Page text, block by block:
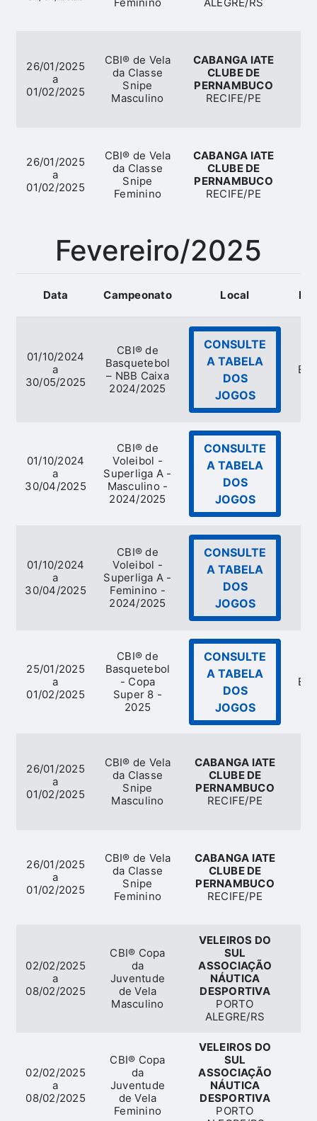
26/01/2025
a
01/02/2025
CBI® de Vela
da Classe
Snipe
Masculino
CABANGA IATE
CLUBE DE
PERNAMBUCO
RECIFE/PE
26/01/2025
a
01/02/2025
CBI® de Vela
da Classe
Snipe
Feminino
CABANGA IATE
CLUBE DE
PERNAMBUCO
RECIFE/PE
Fevereiro/2025
Data Campeonato Local
01/10/2024
a
30/05/2025
CBI® de
Basquetebol
– NBB Caixa
2024/2025
CONSULTE
A TABELA
DOS
JOGOS
01/10/2024
a
30/04/2025
CBI® de
Voleibol -
Superliga A -
Masculino -
2024/2025
CONSULTE
A TABELA
DOS
JOGOS
01/10/2024
a
30/04/2025
CBI® de
Voleibol -
Superliga A -
Feminino -
2024/2025
CONSULTE
A TABELA
DOS
JOGOS
25/01/2025
a
01/02/2025
CBI® de
Basquetebol
- Copa
Super 8 -
2025
CONSULTE
A TABELA
DOS
JOGOS
26/01/2025
a
01/02/2025
CBI® de Vela
da Classe
Snipe
Masculino
CABANGA IATE
CLUBE DE
PERNAMBUCO
RECIFE/PE
26/01/2025
a
01/02/2025
CBI® de Vela
da Classe
Snipe
Feminino
CABANGA IATE
CLUBE DE
PERNAMBUCO
RECIFE/PE
02/02/2025
a
08/02/2025
CBI® Copa
da
Juventude
de Vela
Masculino
VELEIROS DO
SUL
ASSOCIAÇÃO
NÁUTICA
DESPORTIVA
PORTO
ALEGRE/RS
02/02/2025
a
08/02/2025
CBI® Copa
da
Juventude
de Vela
Feminino
VELEIROS DO
SUL
ASSOCIAÇÃO
NÁUTICA
DESPORTIVA
PORTO